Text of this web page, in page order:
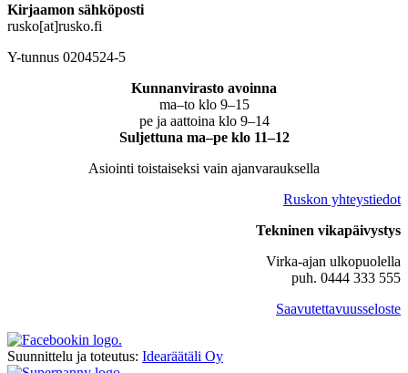
Kirjaamon sähköposti
rusko[at]rusko.fi
Y-tunnus 0204524-5
Kunnanvirasto avoinna
ma–to klo 9–15
pe ja aattoina klo 9–14
Suljettuna ma–pe klo 11–12
Asiointi toistaiseksi vain ajanvarauksella
Ruskon yhteystiedot
Tekninen vikapäivystys
Virka-ajan ulkopuolella
puh. 0444 333 555
Saavutettavuusseloste
Suunnittelu ja toteutus: Idearäätäli Oy